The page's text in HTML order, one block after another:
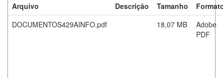
Arquivo
Descrição Tamanho
DOCUMENTOS429AINFO.pdf
18,07 MB
Adobe
PDF